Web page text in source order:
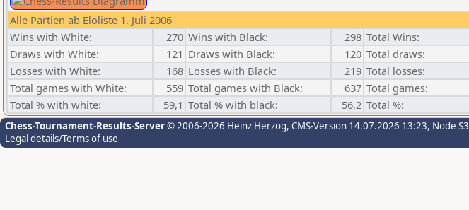
Alle Partien ab Eloliste 1. Juli 2006
Wins with White:
270 Wins with Black: 298 Total Wins:
Draws with White:
121 Draws with Black: 120 Total draws:
Losses with White:
168 Losses with Black: 219 Total losses:
Total games with White:
559 Total games with Black: 637 Total games:
Total % with white:
59,1 Total % with black: 56,2 Total %:
Chess-Tournament-Results-Server© 2006-2026 Heinz Herzog, CMS-Version 14.07.2026 13:23, Node S3
Legal details/Terms of use